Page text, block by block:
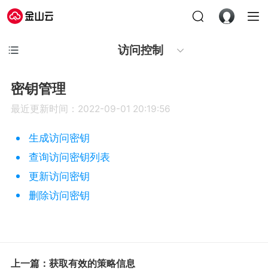
访问控制
密钥管理
最近更新时间：2022-09-01 20:19:56
生成访问密钥
查询访问密钥列表
更新访问密钥
删除访问密钥
上一篇：获取有效的策略信息